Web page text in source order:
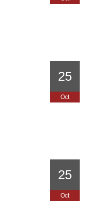
25
Oct
25
Oct